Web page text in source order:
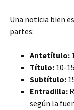
Una noticia bien
partes:
Antetítulo:
Título: 10-
Subtítulo:
Entradilla:
según la